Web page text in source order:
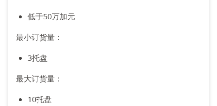
低于50万加元
最小订货量：
3托盘
最大订货量：
10托盘